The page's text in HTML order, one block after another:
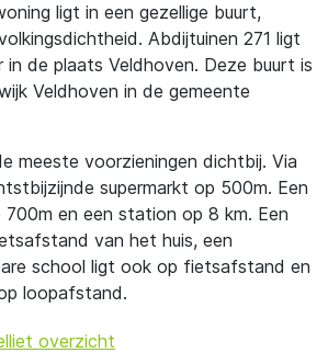
ligt in een gezellige buurt,
Abdijtuinen 271 ligt
in de plaats Veldhoven. Deze buurt is
Veldhoven in de gemeente
meeste voorzieningen dichtbij. Via
supermarkt op 500m. Een
en een station op 8 km. Een
van het huis, een
school ligt ook op fietsafstand en
loopafstand.
overzicht